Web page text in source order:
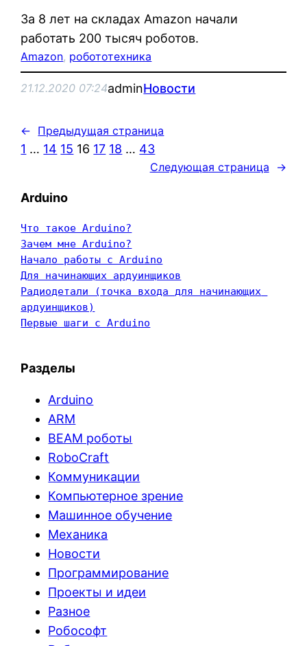
За 8 лет на складах Amazon начали
работать 200 тысяч роботов.
Amazon, робототехника
21.12.2020 07:24adminНовости
← Предыдущая страница
1 … 14 15 16 17 18 … 43
Следующая страница →
Arduino
Что такое Arduino?
Зачем мне Arduino?
Начало работы с Arduino
Для начинающих ардуинщиков
Радиодетали (точка входа для начинающих
ардуинщиков)
Первые шаги с Arduino
Разделы
Arduino
ARM
BEAM роботы
RoboCraft
Коммуникации
Компьютерное зрение
Машинное обучение
Механика
Новости
Программирование
Проекты и идеи
Разное
Робософт